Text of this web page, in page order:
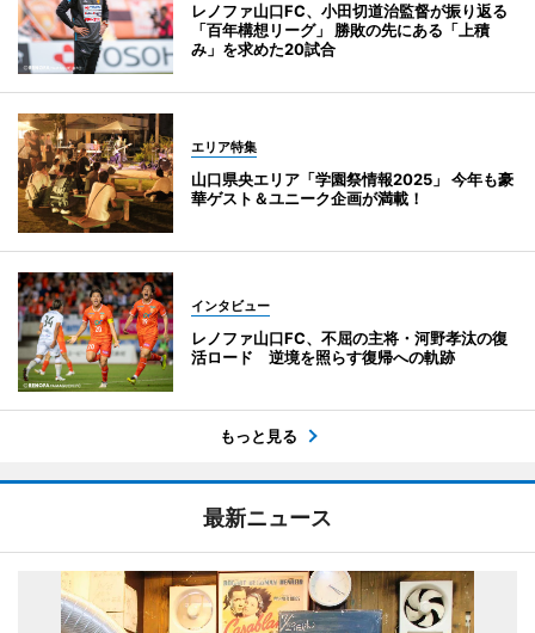
レノファ山口FC、小田切道治監督が振り返る
「百年構想リーグ」 勝敗の先にある「上積
み」を求めた20試合
エリア特集
山口県央エリア「学園祭情報2025」 今年も豪
華ゲスト＆ユニーク企画が満載！
インタビュー
レノファ山口FC、不屈の主将・河野孝汰の復
活ロード 逆境を照らす復帰への軌跡
もっと見る
最新ニュース